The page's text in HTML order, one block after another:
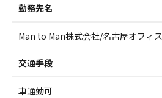
勤務先名
Man to Man株式会社/名古屋オフィス
交通手段
車通勤可